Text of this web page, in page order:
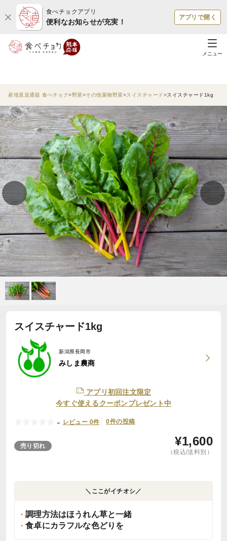
食べチョクアプリ
便利なお知らせが充実！
アプリで開く
メニュー
産地直送通販 食べチョク 野菜 その他葉物野菜 スイスチャード スイスチャード1kg
スイスチャード1kg
新潟県長岡市
みしま農商
アプリ初回注文限定
今すぐ使えるクーポンプレゼント中
- レビュー 0件 0件の投稿
売り切れ ¥1,600
（税込/送料別）
＼ここがイチオシ／
調理方法はほうれん草と一緒
食卓にカラフルな色どりを